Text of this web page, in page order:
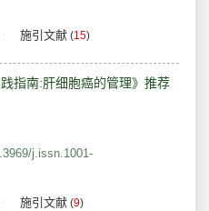
施引文献 (15)
指南:肝细胞癌的管理》推荐
j.issn.1001-
施引文献 (9)